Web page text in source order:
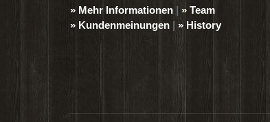
Marketing & Webdesign
Tochterunternehmen von Marketing &
Forschungsunternehmen (ID
GER72663) für Internet & moderne